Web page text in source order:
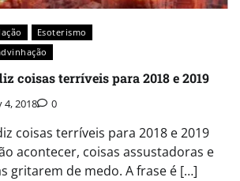
Esoterismo
coisas terríveis para 2018 e 2019
4, 2018 0
coisas terríveis para 2018 e 2019
acontecer, coisas assustadoras e
gritarem de medo. A frase é […]